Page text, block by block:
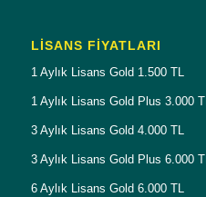
LISANS FIYATLARI
1 Aylık Lisans Gold 1.500 TL
1 Aylık Lisans Gold Plus 3.000 TL
3 Aylık Lisans Gold 4.000 TL
3 Aylık Lisans Gold Plus 6.000 TL
6 Aylık Lisans Gold 6.000 TL